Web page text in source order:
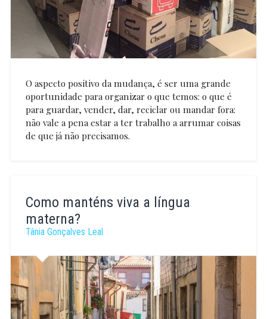
O aspecto positivo da mudança, é ser uma grande
oportunidade para organizar o que temos: o que é
para guardar, vender, dar, reciclar ou mandar fora:
não vale a pena estar a ter trabalho a arrumar coisas
de que já não precisamos.
Santos
Como manténs viva a língua
materna?
Tânia Gonçalves Leal